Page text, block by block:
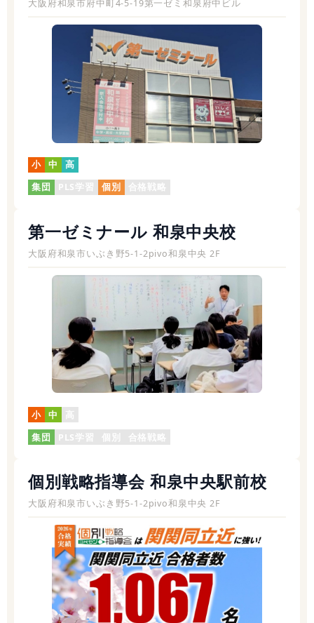
大阪府和泉市府中町4-5-19第一ゼミ和泉府中ビル
小 中
高
集団
PLS学習 個別 合格戦略
第一ゼミナール 和泉中央校
大阪府和泉市いぶき野5-1-2pivo和泉中央 2F
小 中
高
集団
PLS学習 個別 合格戦略
個別戦略指導会 和泉中央駅前校
大阪府和泉市いぶき野5-1-2pivo和泉中央 2F